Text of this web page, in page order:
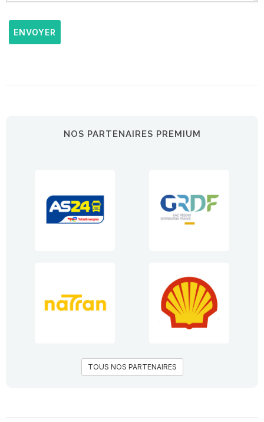
ENVOYER
NOS PARTENAIRES PREMIUM
TOUS NOS PARTENAIRES